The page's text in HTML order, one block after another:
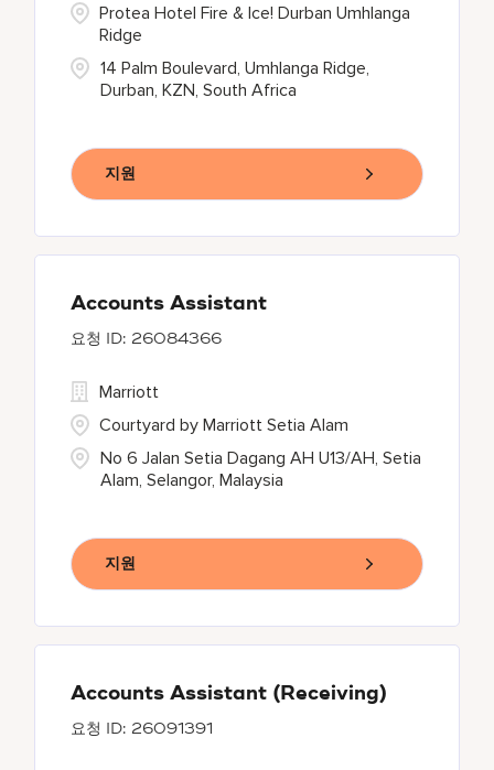
14 Palm Boulevard, Umhlanga Ridge,
Durban, KZN, South Africa
Protea Hotel Fire & Ice! Durban Umhlanga
Ridge
지원
Accounts Assistant
26084366
No 6 Jalan Setia Dagang AH U13/AH, Setia
Alam, Selangor, Malaysia
Marriott
Courtyard by Marriott Setia Alam
지원
Accounts Assistant (Receiving)
26091391